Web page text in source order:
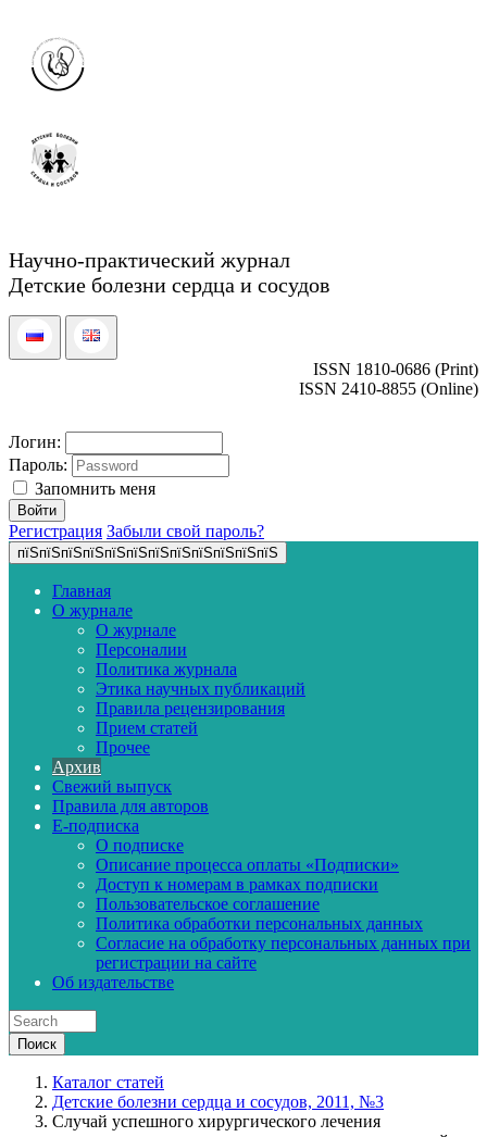
Научно-практический журнал
Детские болезни сердца и сосудов
ISSN 1810-0686 (Print)
ISSN 2410-8855 (Online)
Логин:
Пароль:
Запомнить меня
Регистрация Забыли свой пароль?
пїЅпїЅпїЅпїЅпїЅпїЅпїЅпїЅпїЅпїЅпїЅпїЅ
Главная
О журнале
О журнале
Персоналии
Политика журнала
Этика научных публикаций
Правила рецензирования
Прием статей
Прочее
Архив
Свежий выпуск
Правила для авторов
E-подписка
О подписке
Описание процесса оплаты «Подписки»
Доступ к номерам в рамках подписки
Пользовательское соглашение
Политика обработки персональных данных
Согласие на обработку персональных данных при
регистрации на сайте
Об издательстве
Каталог статей
Детские болезни сердца и сосудов, 2011, №3
Случай успешного хирургического лечения